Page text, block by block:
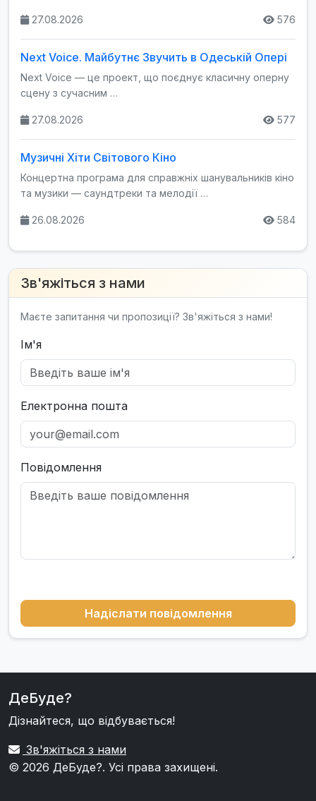
27.08.2026 576
Next Voice. Майбутнє Звучить в Одеській Опері
Next Voice — це проект, що поєднує класичну оперну
сцену з сучасним …
27.08.2026 577
Музичні Хіти Світового Кіно
Концертна програма для справжніх шанувальників кіно
та музики — саундтреки та мелодії …
26.08.2026 584
Зв'яжіться з нами
Маєте запитання чи пропозиції? Зв'яжіться з нами!
Ім'я
Електронна пошта
Повідомлення
Надіслати повідомлення
ДеБуде?
Дізнайтеся, що відбувається!
Зв'яжіться з нами
© 2026 ДеБуде?. Усі права захищені.